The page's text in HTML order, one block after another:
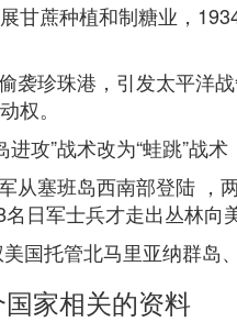
甘蔗种植和制糖业，
袭珍珠港，引发太平洋
权。
进攻”战术改为“蛙跳”战
从塞班岛西南部登陆 ，
日军士兵才走出丛林向
国托管北马里亚纳群岛
家相关的资料